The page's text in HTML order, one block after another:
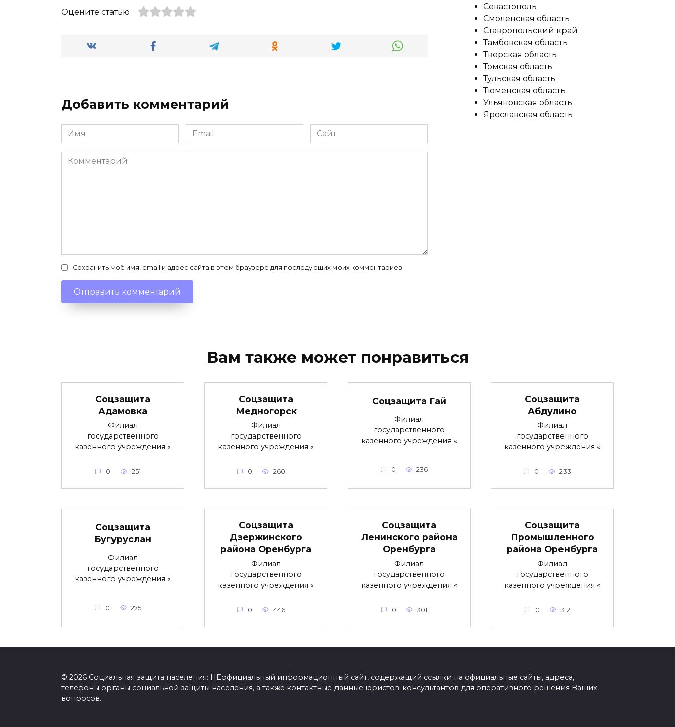
Оцените статью
Добавить комментарий
Имя
*
Email
*
Сайт
Комментарий
Сохранить моё имя, email и адрес сайта в этом браузере для последующих моих комментариев.
Севастополь
Смоленская область
Ставропольский край
Тамбовская область
Тверская область
Томская область
Тульская область
Тюменская область
Ульяновская область
Ярославская область
Вам также может понравиться
Соцзащита
Адамовка
Филиал
государственного
казенного учреждения «
0 251
Соцзащита
Медногорск
Филиал
государственного
казенного учреждения «
0 260
Соцзащита Гай
Филиал
государственного
казенного учреждения «
0 236
Соцзащита
Абдулино
Филиал
государственного
казенного учреждения «
0 233
Соцзащита
Бугуруслан
Филиал
государственного
казенного учреждения «
0 275
Соцзащита
Дзержинского
района Оренбурга
Филиал
государственного
казенного учреждения «
0 446
Соцзащита
Ленинского района
Оренбурга
Филиал
государственного
казенного учреждения «
0 301
Соцзащита
Промышленного
района Оренбурга
Филиал
государственного
казенного учреждения «
0 312
© 2026 Социальная защита населения: НЕофициальный информационный сайт, содержащий ссылки на официальные сайты, адреса,
телефоны органы социальной защиты населения, а также контактные данные юристов-консультантов для оперативного решения Ваших
вопросов.